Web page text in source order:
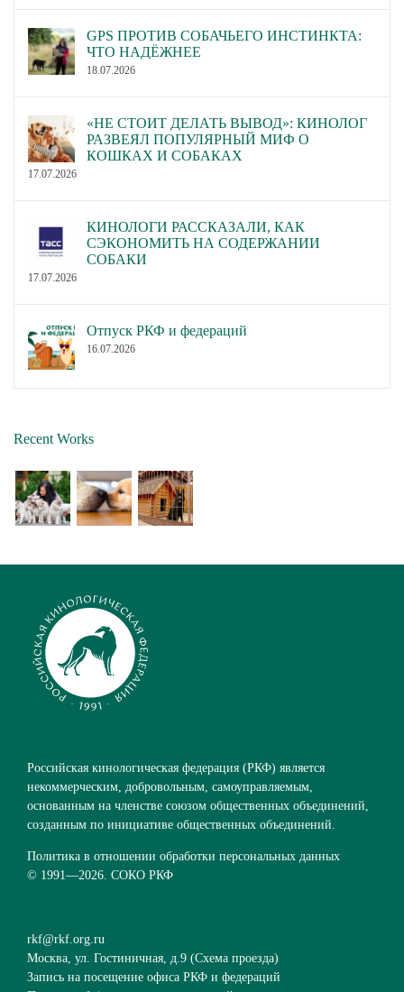
GPS ПРОТИВ СОБАЧЬЕГО ИНСТИНКТА:
ЧТО НАДЁЖНЕЕ
18.07.2026
«НЕ СТОИТ ДЕЛАТЬ ВЫВОД»: КИНОЛОГ
РАЗВЕЯЛ ПОПУЛЯРНЫЙ МИФ О
КОШКАХ И СОБАКАХ
17.07.2026
КИНОЛОГИ РАССКАЗАЛИ, КАК
СЭКОНОМИТЬ НА СОДЕРЖАНИИ
СОБАКИ
17.07.2026
Отпуск РКФ и федераций
16.07.2026
Recent Works
Российская кинологическая федерация (РКФ) является
некоммерческим, добровольным, самоуправляемым,
основанным на членстве союзом общественных объединений,
созданным по инициативе общественных объединений.
Политика в отношении обработки персональных данных
© 1991—2026. СОКО РКФ
rkf@rkf.org.ru
Москва, ул. Гостиничная, д.9 (Схема проезда)
Запись на посещение офиса РКФ и федераций